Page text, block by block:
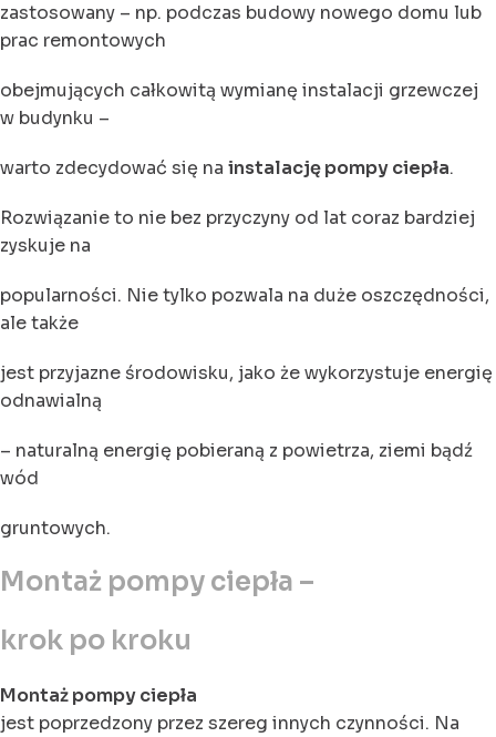
zastosowany – np. podczas budowy nowego domu lub
prac remontowych
obejmujących całkowitą wymianę instalacji grzewczej
w budynku –
warto zdecydować się na instalację pompy ciepła.
Rozwiązanie to nie bez przyczyny od lat coraz bardziej
zyskuje na
popularności. Nie tylko pozwala na duże oszczędności,
ale także
jest przyjazne środowisku, jako że wykorzystuje energię
odnawialną
– naturalną energię pobieraną z powietrza, ziemi bądź
wód
gruntowych.
Montaż pompy ciepła –
krok po kroku
Montaż pompy ciepła
jest poprzedzony przez szereg innych czynności. Na